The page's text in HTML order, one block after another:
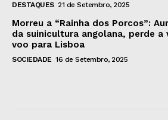
DESTAQUES 21 de Setembro, 2025
Morreu a “Rainha dos Porcos”:
da suinicultura angolana, perde a
voo para Lisboa
SOCIEDADE 16 de Setembro, 2025